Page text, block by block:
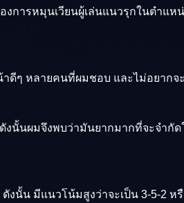
ารหมุนเวียนผู้เล่นแนวรุกในตำแหน่
ดีๆ หลายคนที่ผมชอบ และไม่อยาก
นผมจึงพบว่ามันยากมากที่จะจำกัด
น มีแนวโน้มสูงว่าจะเป็น 3-5-2 ห